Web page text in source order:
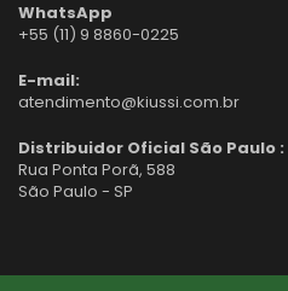
WhatsApp
+55 (11) 9 8860-0225
E-mail:
atendimento@kiussi.com.br
Distribuidor Oficial São Paulo :
Rua Ponta Porã, 588
São Paulo - SP